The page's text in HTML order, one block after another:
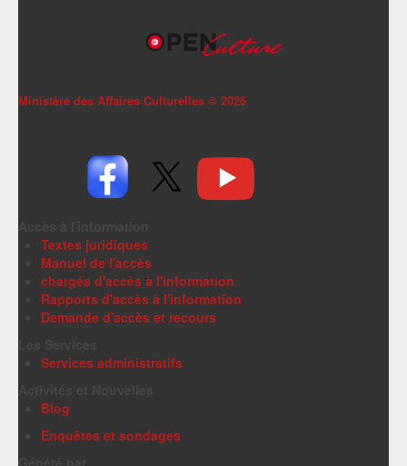
Ministère des Affaires Culturelles © 2026
Textes juridiques
Manuel de l'accès
chargés d'accès à l'information
Rapports d'accès à l'information
Demande d'accès et recours
Services administratifs
Blog
Enquêtes et sondages